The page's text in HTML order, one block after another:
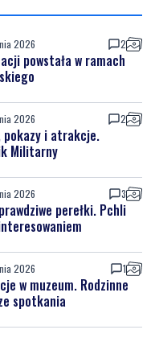
2026 2
powstała w ramach
2026 2
pokazy i atrakcje.
Militarny
2026 3
perełki. Pchli
2026 1
w muzeum. Rodzinne
spotkania